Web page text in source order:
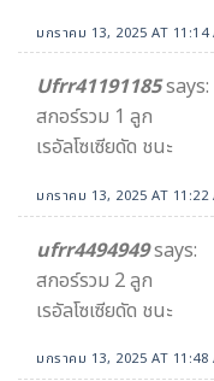
มกราคม 13, 2025 AT 11:14
Ufrr41191185says:
สกอร์รวม 1 ลูก
เรอัลโซเซียดัด ชนะ
มกราคม 13, 2025 AT 11:22
ufrr4494949says:
สกอร์รวม 2 ลูก
เรอัลโซเซียดัด ชนะ
มกราคม 13, 2025 AT 11:48